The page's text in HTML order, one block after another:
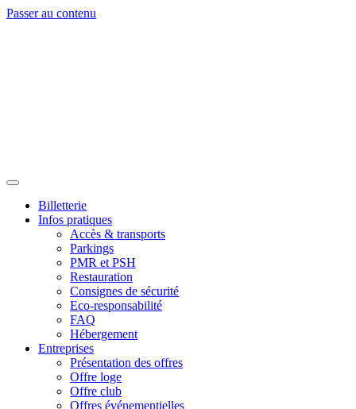
Passer au contenu
Billetterie
Infos pratiques
Accès & transports
Parkings
PMR et PSH
Restauration
Consignes de sécurité
Eco-responsabilité
FAQ
Hébergement
Entreprises
Présentation des offres
Offre loge
Offre club
Offres événementielles